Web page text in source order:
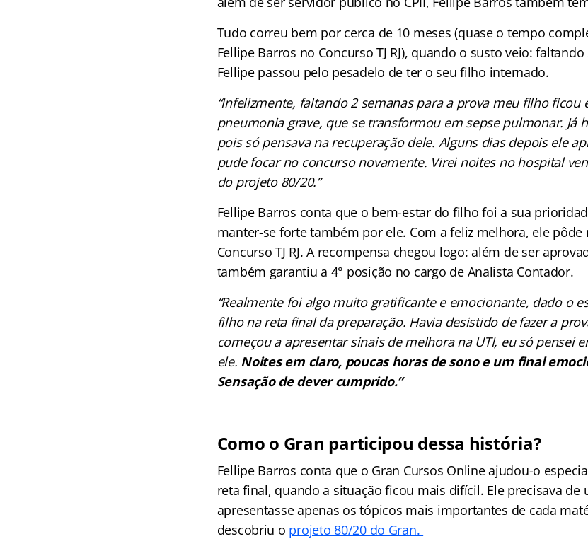
Tudo correu bem por cerca de 10 meses (quase o tempo
Fellipe Barros no Concurso TJ RJ), quando o susto veio:
Fellipe passou pelo pesadelo de ter o seu filho internado.
“Infelizmente, faltando 2 semanas para a prova meu filho ficou
pneumonia grave, que se transformou em sepse pulmonar. Já
pois só pensava na recuperação dele. Alguns dias depois ele
pude focar no concurso novamente. Virei noites no hospital
do projeto 80/20.”
Fellipe Barros conta que o bem-estar do filho foi a sua
manter-se forte também por ele. Com a feliz melhora, ele pôde
Concurso TJ RJ. A recompensa chegou logo: além de ser
também garantiu a 4° posição no cargo de Analista Contador.
“Realmente foi algo muito gratificante e emocionante, dado o
filho na reta final da preparação. Havia desistido de fazer a
começou a apresentar sinais de melhora na UTI, eu só pensei
ele. Noites em claro, poucas horas de sono e um final
Sensação de dever cumprido.”
Como o Gran participou dessa história?
Fellipe Barros conta que o Gran Cursos Online ajudou-o
reta final, quando a situação ficou mais difícil. Ele precisava
apresentasse apenas os tópicos mais importantes de cada
descobriu o projeto 80/20 do Gran.